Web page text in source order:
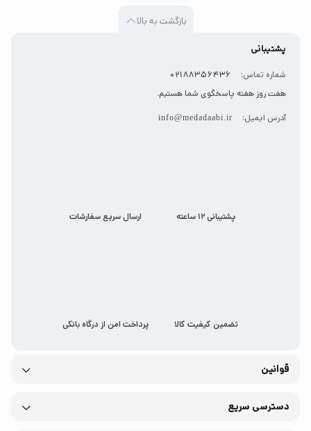
بازگشت به بالا
پشتیبانی
شماره تماس:
02188356436
هفت روز هفته پاسخگوی شما هستیم.
آدرس ایمیل: info@medadaabi.ir
پشتیبانی 12 ساعته ارسال سریع سفارشات
تضمین کیفیت کالا پرداخت امن از درگاه بانکی
قوانین
دسترسی سریع